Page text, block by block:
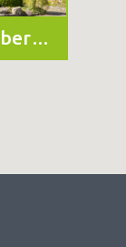
Marijkestraat 22, Haaksbergen